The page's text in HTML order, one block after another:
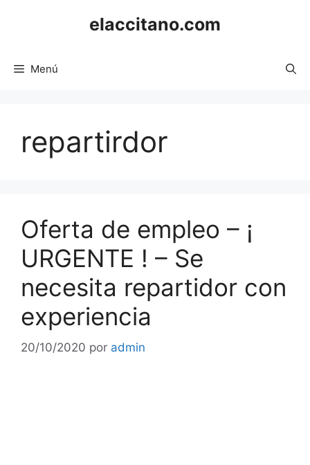
elaccitano.com
Menú
repartirdor
Oferta de empleo – ¡
URGENTE ! – Se
necesita repartidor con
experiencia
20/10/2020 por admin